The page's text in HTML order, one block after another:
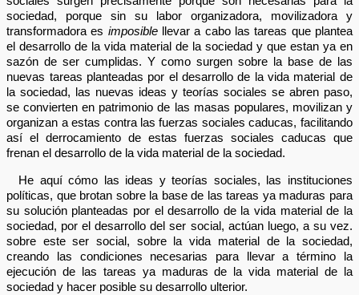
sociedad, porque sin su labor organizadora, movilizadora y
transformadora es imposiblellevar a cabo las tareas que plantea
el desarrollo de la vida material de la sociedad y que estan ya en
sazón de ser cumplidas. Y como surgen sobre la base de las
nuevas tareas planteadas por el desarrollo de la vida material de
la sociedad, las nuevas ideas y teorías sociales se abren paso,
se convierten en patrimonio de las masas populares, movilizan y
organizan a estas contra las fuerzas sociales caducas, facilitando
así el derrocamiento de estas fuerzas sociales caducas que
frenan el desarrollo de la vida material de la sociedad.
He aquí cómo las ideas y teorías sociales, las instituciones
políticas, que brotan sobre la base de las tareas ya maduras para
su solución planteadas por el desarrollo de la vida material de la
sociedad, por el desarrollo del ser social, actúan luego, a su vez.
sobre este ser social, sobre la vida material de la sociedad,
creando las condiciones necesarias para llevar a término la
ejecución de las tareas ya maduras de la vida material de la
sociedad y hacer posible su desarrollo ulterior.